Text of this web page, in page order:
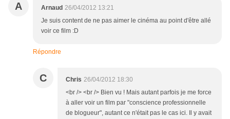
A Arnaud 26/04/2012 13:21
Je suis content de ne pas aimer le cinéma au point d'être allé
voir ce film :D
Répondre
C Chris 26/04/2012 18:30
<br /> <br /> Bien vu ! Mais autant parfois je me force
à aller voir un film par "conscience professionnelle
de blogueur", autant ce n'était pas le cas ici. Il y avait